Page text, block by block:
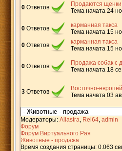
0Ответов
Продаются щенки
Тема начата 24
0Ответов
карманная такса
Тема начата 15
0Ответов
карманная такса
Тема начата 15
0Ответов
Продажа собак с
Тема начата 18
3Ответов
Восточно-
Тема начата 03
Модераторы: Aliastra, Rel64, admin
Форум
Форум Виртуального Рая
Животные - продажа
Время создания страницы: 0.063